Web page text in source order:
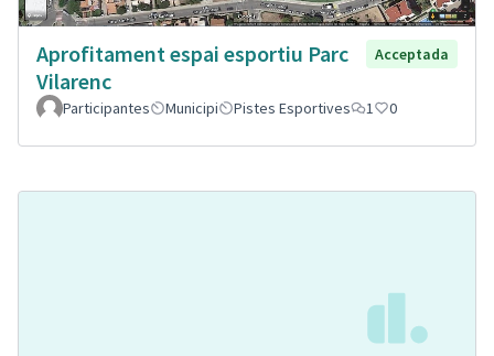
Aprofitament espai esportiu Parc
Vilarenc
Acceptada
Participantes Municipi Pistes Esportives 1 0